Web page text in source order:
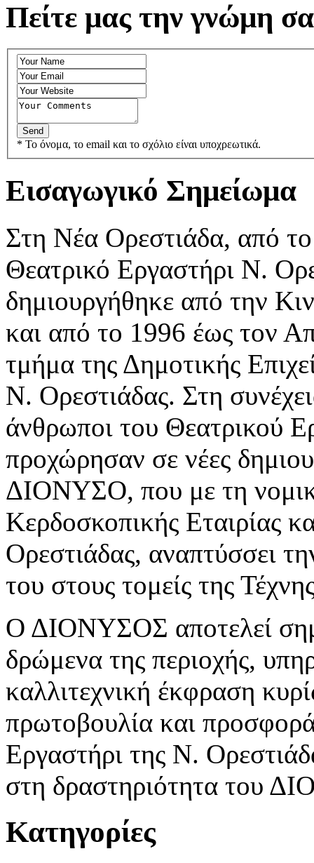
Πείτε μας την γνώμη
* Το όνομα, το email και το σχόλιο είναι υποχρεωτικά.
Εισαγωγικό Σημείωμα
Στη Νέα Ορεστιάδα, από το
Θεατρικό Εργαστήρι Ν.
δημιουργήθηκε από την
και από το 1996 έως τον
τμήμα της Δημοτικής
Ν. Ορεστιάδας. Στη
άνθρωποι του Θεατρικού
προχώρησαν σε νέες
ΔΙΟΝΥΣΟ, που με τη
Κερδοσκοπικής Εταιρίας
Ορεστιάδας, αναπτύσσει
του στους τομείς της
Ο ΔΙΟΝΥΣΟΣ αποτελεί
δρώμενα της περιοχής,
καλλιτεχνική έκφραση
πρωτοβουλία και
Εργαστήρι της Ν.
στη δραστηριότητα του
Κατηγορίες